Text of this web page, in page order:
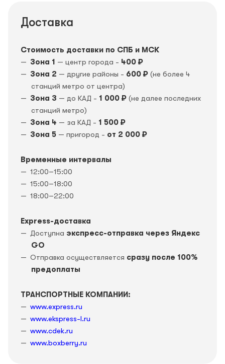
Доставка
Стоимость доставки по СПБ и МСК
Зона 1 — центр города - 400 ₽
Зона 2 — другие районы - 600 ₽ (не более 4
станций метро от центра)
Зона 3 — до КАД - 1 000 ₽ (не далее последних
станций метро)
Зона 4 — за КАД - 1 500 ₽
Зона 5 — пригород - от 2 000 ₽
Временные интервалы
12:00–15:00
15:00–18:00
18:00–22:00
Express-доставка
Доступна экспресс-отправка через Яндекс
GO
Отправка осуществляется сразу после 100%
предоплаты
ТРАНСПОРТНЫЕ КОМПАНИИ:
www.express.ru
www.ekspress-l.ru
www.cdek.ru
www.boxberry.ru